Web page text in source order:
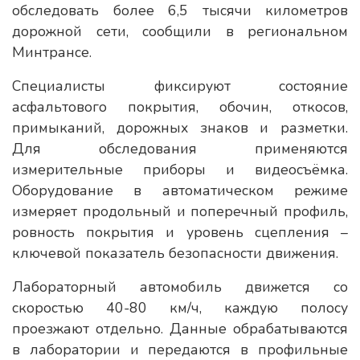
обследовать более 6,5 тысячи километров
дорожной сети, сообщили в региональном
Минтрансе.
Специалисты фиксируют состояние
асфальтового покрытия, обочин, откосов,
примыканий, дорожных знаков и разметки.
Для обследования применяются
измерительные приборы и видеосъёмка.
Оборудование в автоматическом режиме
измеряет продольный и поперечный профиль,
ровность покрытия и уровень сцепления –
ключевой показатель безопасности движения.
Лабораторный автомобиль движется со
скоростью 40-80 км/ч, каждую полосу
проезжают отдельно. Данные обрабатываются
в лаборатории и передаются в профильные